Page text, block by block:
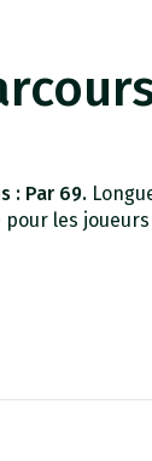
: Par 69.
pour les